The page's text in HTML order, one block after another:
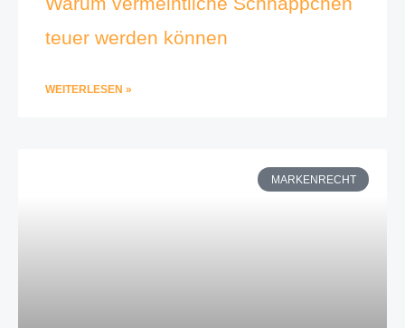
teuer werden können
WEITERLESEN »
MARKENRECHT